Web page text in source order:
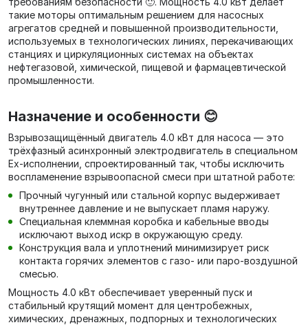
такие моторы оптимальным решением для насосных
агрегатов средней и повышенной производительности,
используемых в технологических линиях, перекачивающих
станциях и циркуляционных системах на объектах
нефтегазовой, химической, пищевой и фармацевтической
промышленности.
Назначение и особенности 😊
Взрывозащищённый двигатель 4.0 кВт для насоса — это
трёхфазный асинхронный электродвигатель в специальном
Ex‑исполнении, спроектированный так, чтобы исключить
воспламенение взрывоопасной смеси при штатной работе:
Прочный чугунный или стальной корпус выдерживает
внутреннее давление и не выпускает пламя наружу.
Специальная клеммная коробка и кабельные вводы
исключают выход искр в окружающую среду.
Конструкция вала и уплотнений минимизирует риск
контакта горячих элементов с газо‑ или паро‑воздушной
смесью.
Мощность 4.0 кВт обеспечивает уверенный пуск и
стабильный крутящий момент для центробежных,
химических, дренажных, подпорных и технологических